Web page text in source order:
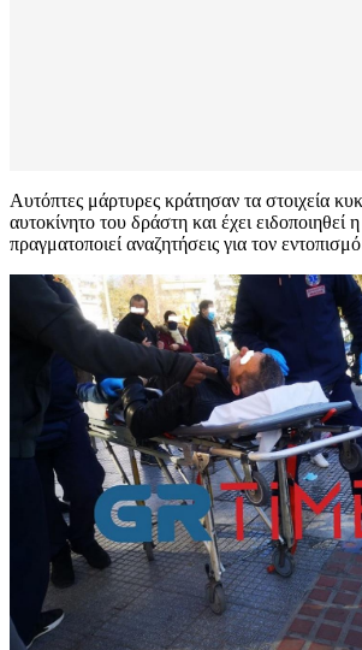
Αυτόπτες μάρτυρες κράτησαν τα στοιχεία
αυτοκίνητο του δράστη και έχει ειδοποιηθεί
πραγματοποιεί αναζητήσεις για τον